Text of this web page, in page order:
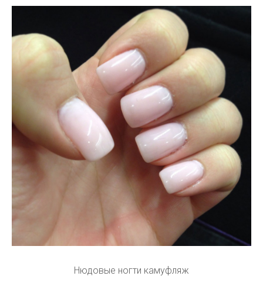
Нюдовые ногти камуфляж